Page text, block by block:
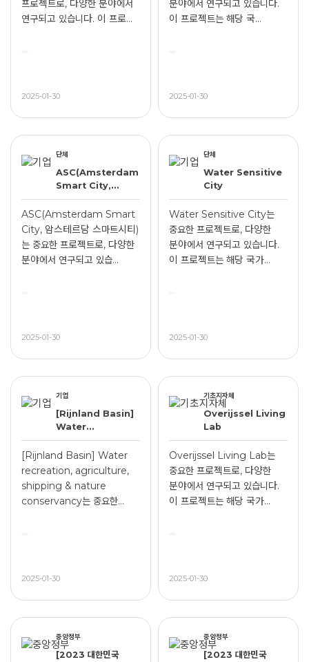
프로젝트로, 다양한 분야에서
연구되고 있습니다. 이 프로...
2025-01-30
분야에서 연구되고 있습니다.
이 프로젝트는 해당 국...
2025-01-30
단체
ASC(Amsterdam
Smart City,
암스테르담
스마트시티)
ASC(Amsterdam Smart
City, 암스테르담 스마트시티)
는 중요한 프로젝트로, 다양한
분야에서 연구되고 있습...
2025-01-30
단체
Water Sensitive
City
Water Sensitive City는
중요한 프로젝트로, 다양한
분야에서 연구되고 있습니다.
이 프로젝트는 해당 국가...
2025-01-30
기업
[Rijnland Basin]
Water
recreation,
agriculture,
shipping &
nature
conservancy
[Rijnland Basin] Water
recreation, agriculture,
shipping & nature
conservancy는 중요한
2025-01-30
기초지자체
Overijssel Living
Lab
Overijssel Living Lab는
중요한 프로젝트로, 다양한
분야에서 연구되고 있습니다.
이 프로젝트는 해당 국가...
2025-01-30
중앙정부
[2023 대한민국
중앙정부
[2023 대한민국